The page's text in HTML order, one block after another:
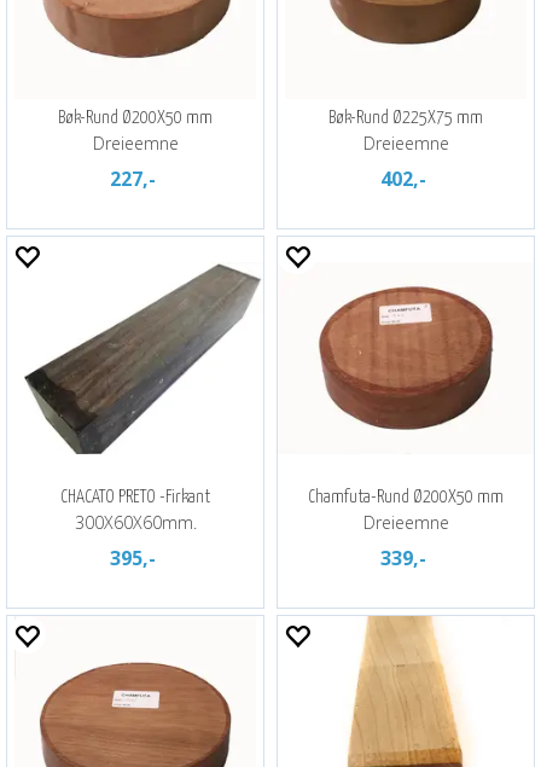
Bøk-Rund Ø200X50 mm
Dreieemne
227,-
Bøk-Rund Ø225X75 mm
Dreieemne
402,-
CHACATO PRETO -Firkant
300X60X60mm.
395,-
Chamfuta-Rund Ø200X50 mm
Dreieemne
339,-